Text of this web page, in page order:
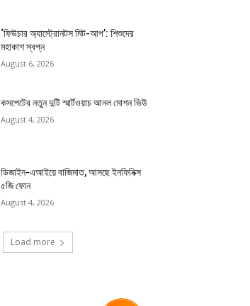
‘ফিউচার অ্যাস্ট্রোনটস মিট-আপ’: শিশুদের
মহাকাশ স্বপ্ন
August 6, 2026
কসপেটের নতুন দুটি স্মার্টওয়াচ আনল মোশন ভিউ
August 4, 2026
ডিজাইন-এআইয়ে বাজিমাত, আসছে ইনফিনিক্স
৫জি ফোন
August 4, 2026
Load more